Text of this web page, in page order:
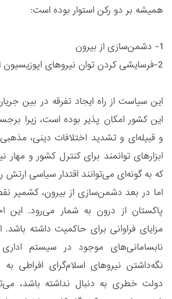
همیشه بر دو رکن استوار بوده است:
1- دشمن‌سازی از بیرون
2-فرسایشی کردن توان نیروهای اپوزیسیون از درون
این سیاست از راه ایجاد تفرقه در بین
این کشور امکان پذیر بوده است، زیرا
و قبیله‌ای و تشدید اختلافات دینی،
ابزارهای توانمند برای کنترل کشور و مهار
که به گونه‌ای می‌توانند اقتدار سیاسی
اما در بعد دشمن‌سازی از بیرون، کشمیر
پاکستان از درون به شمار می‌رود. این
مزایای فراوانی برای حاکمیت داشته
نابسامانی‌های موجود در سیستم
نگه‌داشتن نیروهای اسلام‌گرای افراطی
دولت خطری به دنبال نداشته باشد،